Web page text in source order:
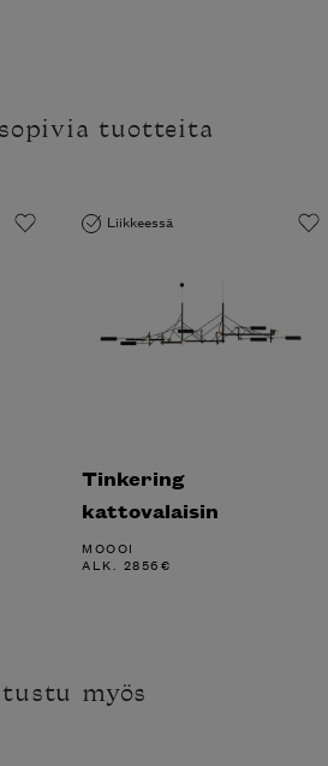
tuotteita
Liikkeessä
Tinkering
kattovalaisin
MOOOI
ALK. 2856€
myös